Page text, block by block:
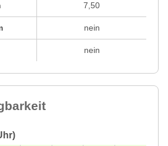
7,50
nein
nein